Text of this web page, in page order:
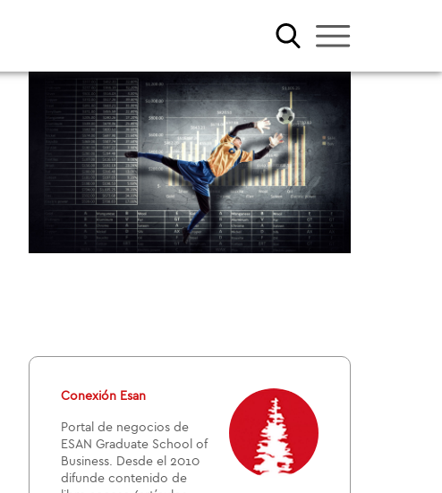
Conexión Esan
Portal de negocios de
ESAN Graduate School of
Business. Desde el 2010
difunde contenido de